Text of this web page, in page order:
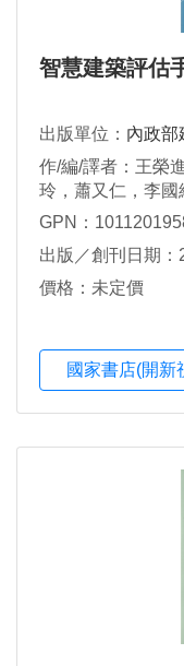
智慧建築評估
出版單位： 內政部
作/編/譯者：王榮
玲，蕭又仁，李國
俊伸，羅佩璿
GPN：
出版／創刊日期：
價格：未定價
國家書店(開新